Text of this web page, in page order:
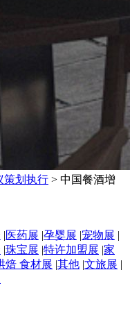
策划执行 > 中国餐酒增
|医药展 |孕婴展 |宠物展 |
|珠宝展 |特许加盟展 |家
焙 食材展 |其他 |文旅展 |